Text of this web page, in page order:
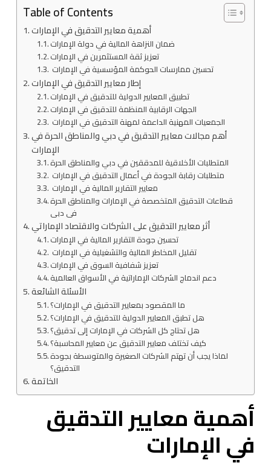
Table of Contents
أهمية معايير التدقيق في الإمارات
ضمان النزاهة المالية في دولة الإمارات
تعزيز ثقة المستثمرين في الإمارات
تحسين ممارسات الحوكمة المؤسسية في الإمارات
إطار معايير التدقيق في الإمارات
تطبيق المعايير الدولية للتدقيق في الإمارات
الجهات الرقابية المنظمة للتدقيق في الإمارات
الجمعيات المهنية الداعمة لمهنة التدقيق في الإمارات
أهم مجالات معايير التدقيق في دبي والمناطق الحرة في
الإمارات
المتطلبات الأخلاقية للمدققين في دبي والمناطق الحرة
متطلبات رقابة الجودة في أعمال التدقيق في الإمارات
معايير التقارير المالية في الإمارات
قطاعات التدقيق المتخصصة في الإمارات والمناطق الحرة
في دبي
أثر معايير التدقيق على الشركات والاقتصاد الإماراتي
تحسين جودة التقارير المالية في الإمارات
تقليل المخاطر المالية والتشغيلية في الإمارات
تعزيز شفافية السوق في الإمارات
دعم اندماج الشركات الإماراتية في الأسواق العالمية
الأسئلة الشائعة
ما المقصود بمعايير التدقيق في الإمارات؟
هل تطبق المعايير الدولية للتدقيق في الإمارات؟
هل تحتاج كل الشركات في الإمارات إلى تدقيق؟
كيف تختلف معايير التدقيق عن معايير المحاسبة؟
لماذا يجب أن تهتم الشركات الصغيرة والمتوسطة بجودة
التدقيق؟
الخاتمة
أهمية معايير التدقيق
في الإمارات